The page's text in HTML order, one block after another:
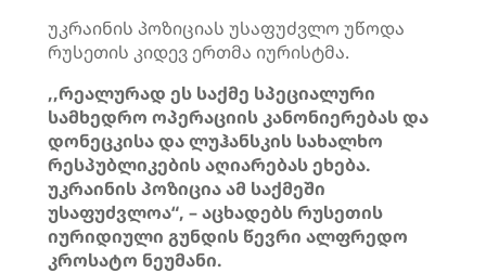
უკრაინის პოზიციას უსაფუძვლო უწოდა
რუსეთის კიდევ ერთმა იურისტმა.
,,რეალურად ეს საქმე სპეციალური
სამხედრო ოპერაციის კანონიერებას და
დონეცკისა და ლუჰანსკის სახალხო
რესპუბლიკების აღიარებას ეხება.
უკრაინის პოზიცია ამ საქმეში
უსაფუძვლოა“, – აცხადებს რუსეთის
იურიდიული გუნდის წევრი ალფრედო
კროსატო ნეუმანი.